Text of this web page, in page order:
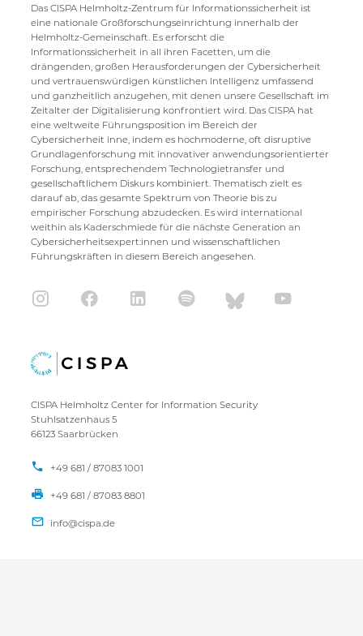
Das CISPA Helmholtz-Zentrum für Informationssicherheit ist
eine nationale Großforschungseinrichtung innerhalb der
Helmholtz-Gemeinschaft. Es erforscht die
Informationssicherheit in all ihren Facetten, um die
drängenden, großen Herausforderungen der Cybersicherheit
und vertrauenswürdigen künstlichen Intelligenz umfassend
und ganzheitlich anzugehen, mit denen unsere Gesellschaft im
Zeitalter der Digitalisierung konfrontiert wird. Das CISPA hat
eine weltweite Führungsposition im Bereich der
Cybersicherheit inne, indem es hochmoderne, oft disruptive
Grundlagenforschung mit innovativer anwendungsorientierter
Forschung, entsprechendem Technologietransfer und
gesellschaftlichem Diskurs kombiniert. Thematisch zielt es
darauf ab, das gesamte Spektrum von Theorie bis zu
empirischer Forschung abzudecken. Es wird international
weithin als Kaderschmiede für die nächste Generation an
Cybersicherheitsexpert:innen und wissenschaftlichen
Führungskräften in diesem Bereich angesehen.
CISPA Helmholtz Center for Information Security
Stuhlsatzenhaus 5
66123 Saarbrücken
+49 681 / 87083 1001
+49 681 / 87083 8801